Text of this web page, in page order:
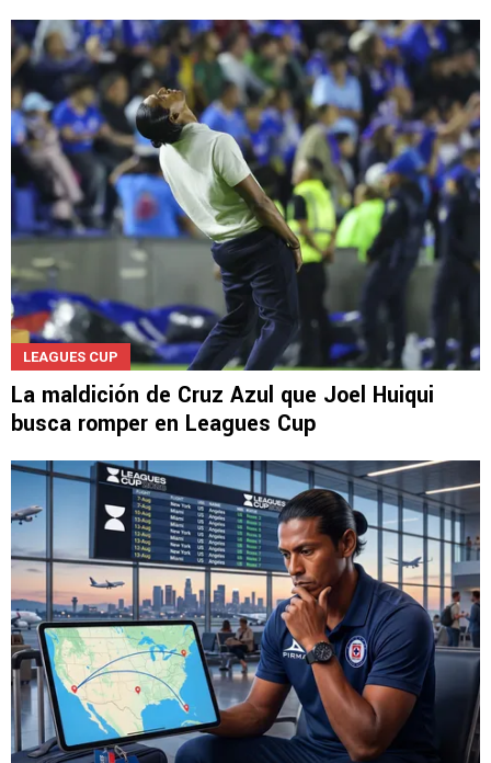
LEAGUES CUP
La maldición de Cruz Azul que Joel Huiqui
busca romper en Leagues Cup